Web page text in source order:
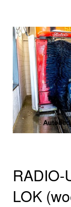
RADIO-
LOK